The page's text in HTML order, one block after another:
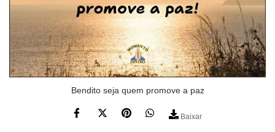
Bendito seja quem promove a paz
Baixar